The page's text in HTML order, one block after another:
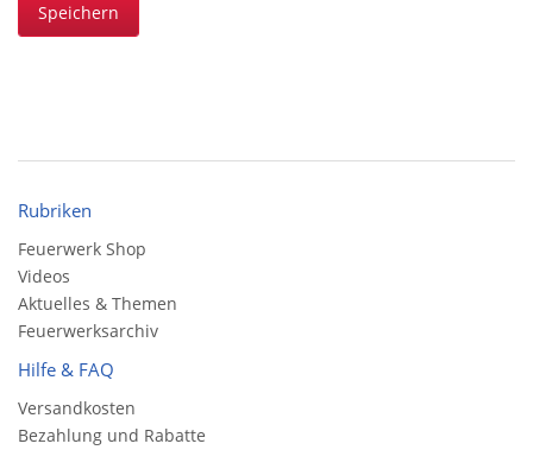
Speichern
Rubriken
Feuerwerk Shop
Videos
Aktuelles & Themen
Feuerwerksarchiv
Hilfe & FAQ
Versandkosten
Bezahlung und Rabatte